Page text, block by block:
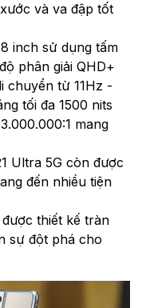
và va đập tốt
inch sử dụng tấm
phân giải QHD+
chuyển từ 11Hz -
tối đa 1500 nits
mang
Ultra 5G còn được
đến nhiều tiện
thiết kế tràn
sự đột phá cho